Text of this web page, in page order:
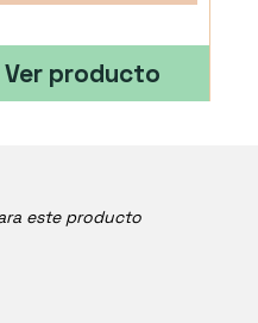
Ver producto
este producto